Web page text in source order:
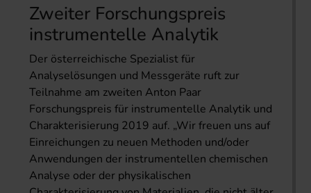
Zweiter Forschungspreis
instrumentelle Analytik
Der österreichische Spezialist für
Analyselösungen und Messgeräte ruft zur
Teilnahme am zweiten Anton Paar
Forschungspreis für instrumentelle Analytik und
Charakterisierung 2019 auf. „Wir freuen uns auf
Einreichungen zu neuen Methoden und/oder
Anwendungen der instrumentellen chemischen
Analyse oder der physikalischen